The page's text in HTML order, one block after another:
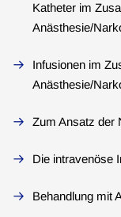
Katheter im
Anästhesie/
Infusionen im
Anästhesie/
Zum Ansatz der
Die intravenöse
Behandlung mit